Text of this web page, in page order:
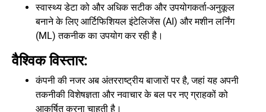
स्वास्थ्य डेटा को और अधिक सटीक और उपयोगकर्ता-अनुकूल
बनाने के लिए आर्टिफिशियल इंटेलिजेंस (AI) और मशीन लर्निंग
(ML) तकनीक का उपयोग कर रही है।
वैश्विक विस्तार:
कंपनी की नजर अब अंतरराष्ट्रीय बाजारों पर है, जहां यह अपनी
तकनीकी विशेषज्ञता और नवाचार के बल पर नए ग्राहकों को
आकर्षित करना चाहती है।